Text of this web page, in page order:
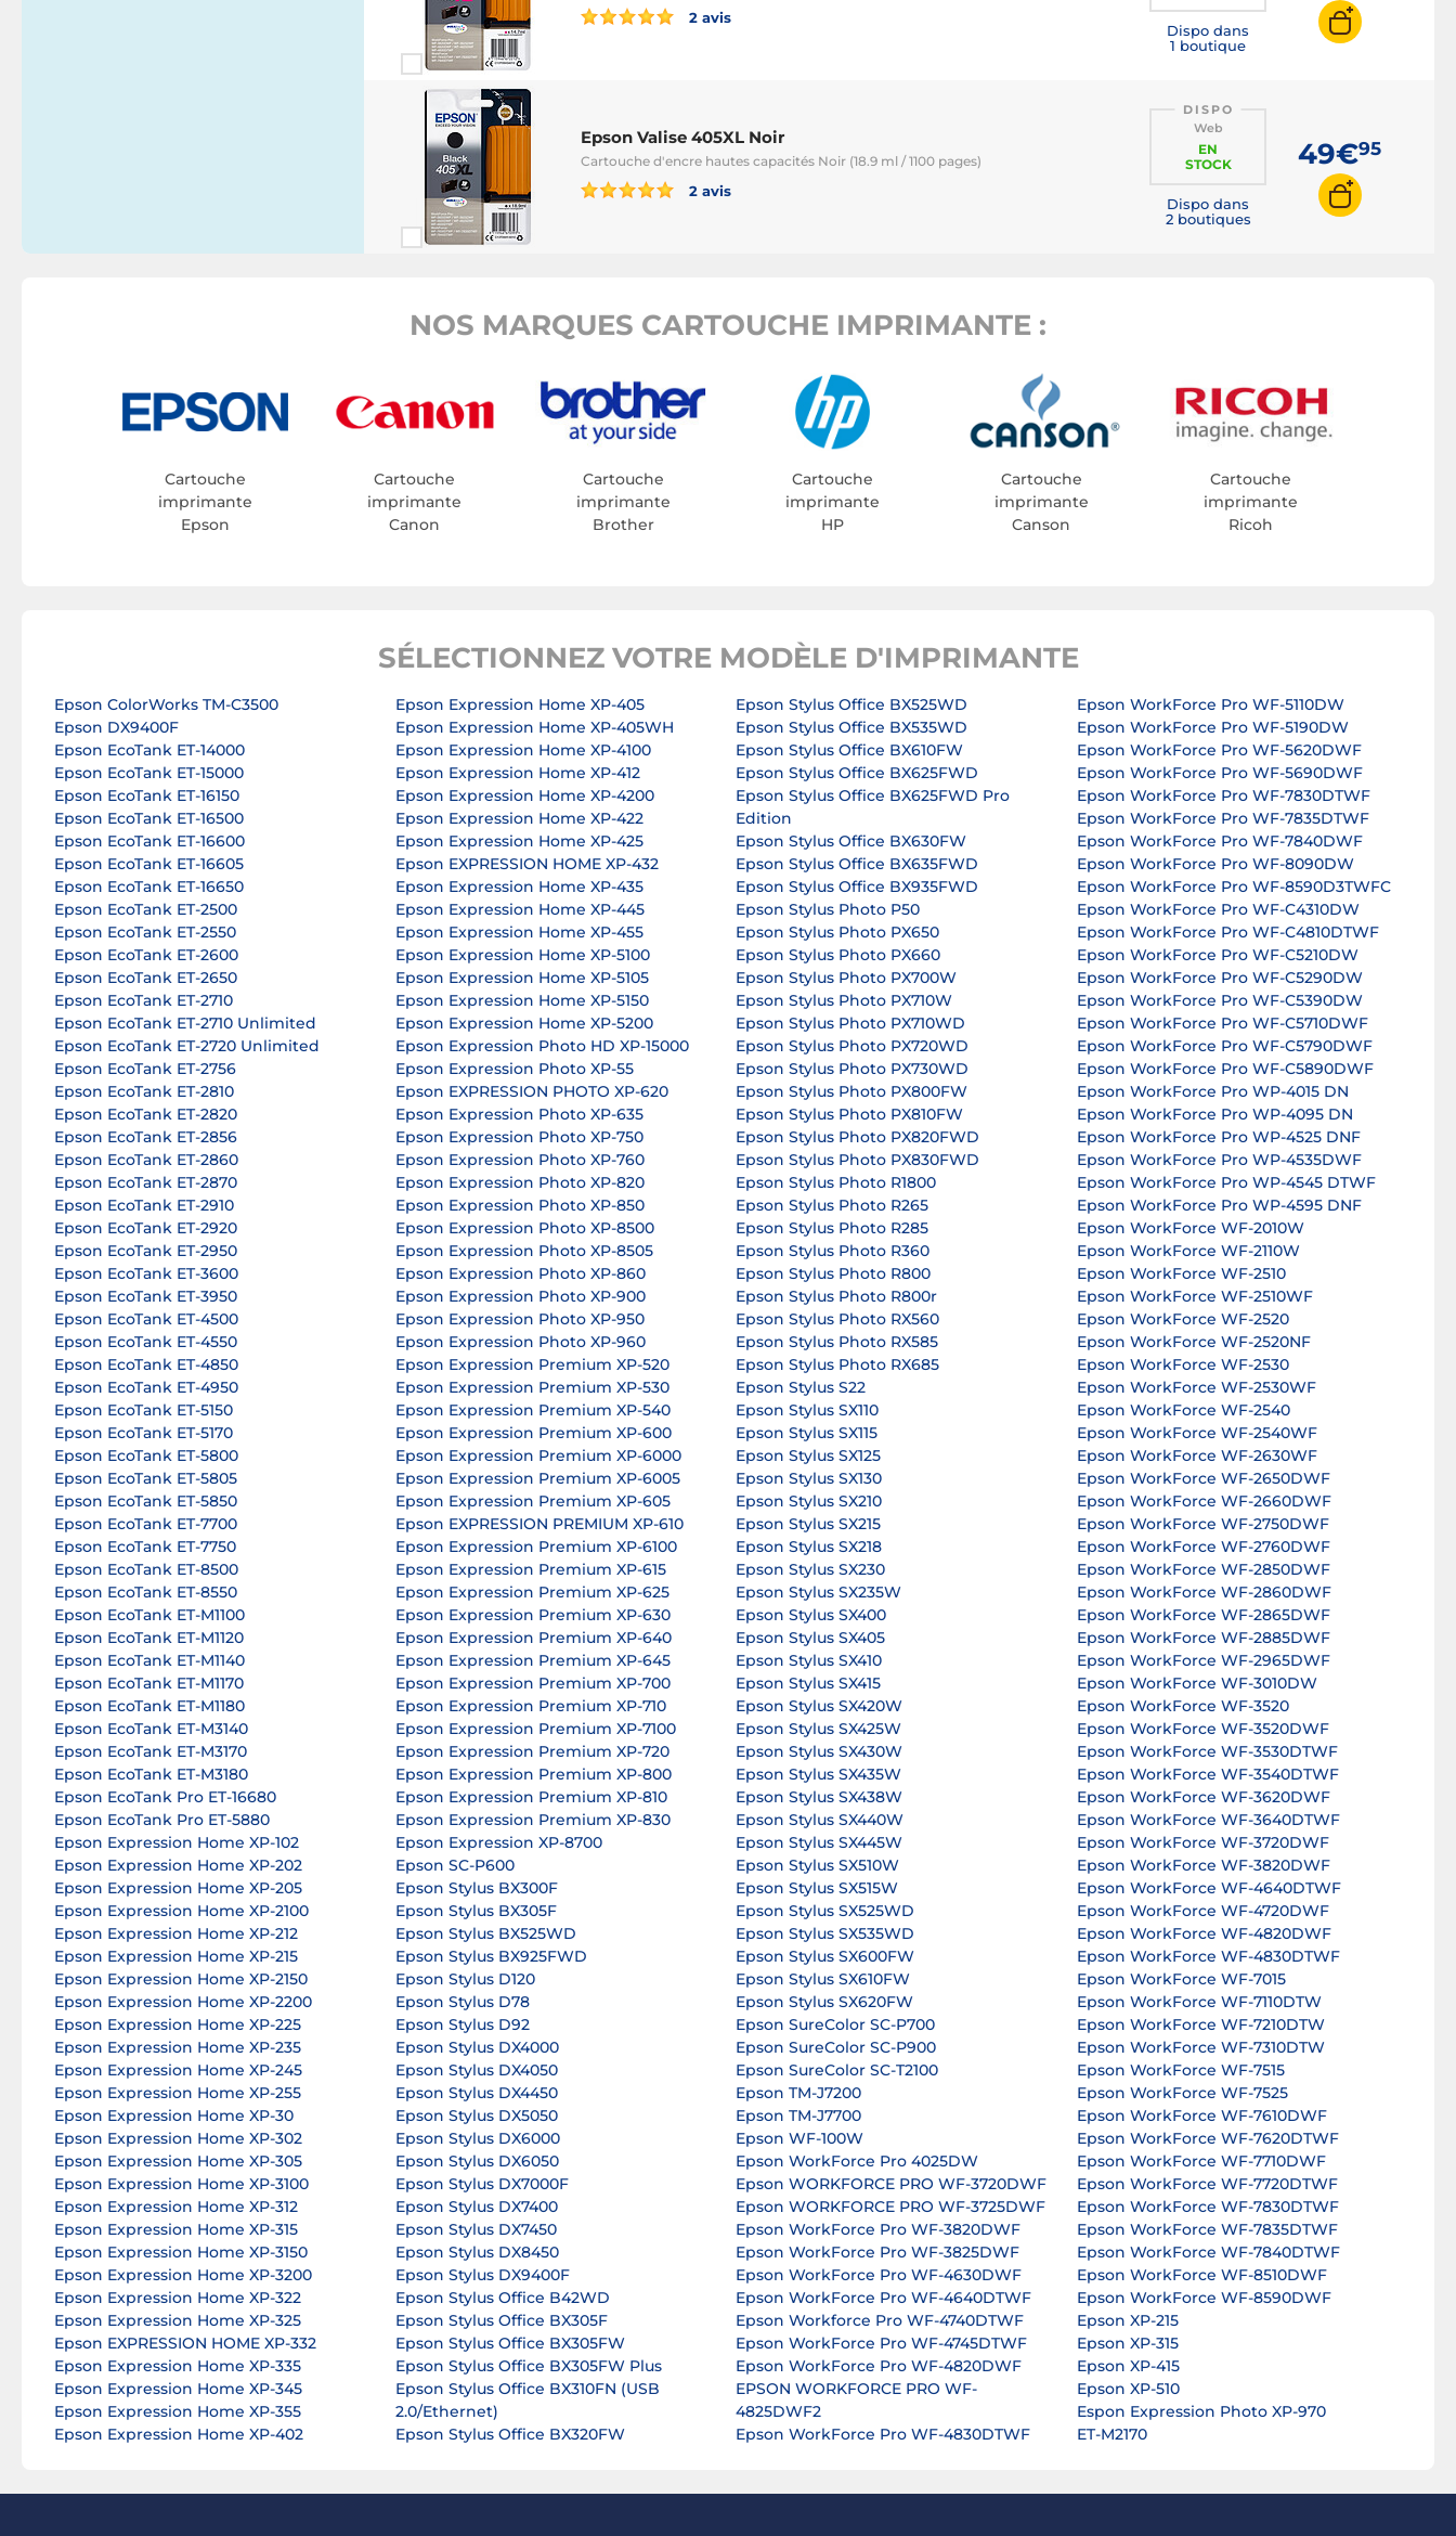
2 avis
Dispo dans
1 boutique
Epson Valise 405XL Noir
Cartouche d'encre hautes capacités Noir (18.9 ml / 1100 pages)
2 avis
DISPO
Web
EN
STOCK
Dispo dans
2 boutiques
49€95
NOS MARQUES CARTOUCHE IMPRIMANTE :
Cartouche
imprimante
Epson
Cartouche
imprimante
Canon
Cartouche
imprimante
Brother
Cartouche
imprimante
HP
Cartouche
imprimante
Canson
Cartouche
imprimante
Ricoh
SÉLECTIONNEZ VOTRE MODÈLE D'IMPRIMANTE
Epson ColorWorks TM-C3500
Epson DX9400F
Epson EcoTank ET-14000
Epson EcoTank ET-15000
Epson EcoTank ET-16150
Epson EcoTank ET-16500
Epson EcoTank ET-16600
Epson EcoTank ET-16605
Epson EcoTank ET-16650
Epson EcoTank ET-2500
Epson EcoTank ET-2550
Epson EcoTank ET-2600
Epson EcoTank ET-2650
Epson EcoTank ET-2710
Epson EcoTank ET-2710 Unlimited
Epson EcoTank ET-2720 Unlimited
Epson EcoTank ET-2756
Epson EcoTank ET-2810
Epson EcoTank ET-2820
Epson EcoTank ET-2856
Epson EcoTank ET-2860
Epson EcoTank ET-2870
Epson EcoTank ET-2910
Epson EcoTank ET-2920
Epson EcoTank ET-2950
Epson EcoTank ET-3600
Epson EcoTank ET-3950
Epson EcoTank ET-4500
Epson EcoTank ET-4550
Epson EcoTank ET-4850
Epson EcoTank ET-4950
Epson EcoTank ET-5150
Epson EcoTank ET-5170
Epson EcoTank ET-5800
Epson EcoTank ET-5805
Epson EcoTank ET-5850
Epson EcoTank ET-7700
Epson EcoTank ET-7750
Epson EcoTank ET-8500
Epson EcoTank ET-8550
Epson EcoTank ET-M1100
Epson EcoTank ET-M1120
Epson EcoTank ET-M1140
Epson EcoTank ET-M1170
Epson EcoTank ET-M1180
Epson EcoTank ET-M3140
Epson EcoTank ET-M3170
Epson EcoTank ET-M3180
Epson EcoTank Pro ET-16680
Epson EcoTank Pro ET-5880
Epson Expression Home XP-102
Epson Expression Home XP-202
Epson Expression Home XP-205
Epson Expression Home XP-2100
Epson Expression Home XP-212
Epson Expression Home XP-215
Epson Expression Home XP-2150
Epson Expression Home XP-2200
Epson Expression Home XP-225
Epson Expression Home XP-235
Epson Expression Home XP-245
Epson Expression Home XP-255
Epson Expression Home XP-30
Epson Expression Home XP-302
Epson Expression Home XP-305
Epson Expression Home XP-3100
Epson Expression Home XP-312
Epson Expression Home XP-315
Epson Expression Home XP-3150
Epson Expression Home XP-3200
Epson Expression Home XP-322
Epson Expression Home XP-325
Epson EXPRESSION HOME XP-332
Epson Expression Home XP-335
Epson Expression Home XP-345
Epson Expression Home XP-355
Epson Expression Home XP-402
Epson Expression Home XP-405
Epson Expression Home XP-405WH
Epson Expression Home XP-4100
Epson Expression Home XP-412
Epson Expression Home XP-4200
Epson Expression Home XP-422
Epson Expression Home XP-425
Epson EXPRESSION HOME XP-432
Epson Expression Home XP-435
Epson Expression Home XP-445
Epson Expression Home XP-455
Epson Expression Home XP-5100
Epson Expression Home XP-5105
Epson Expression Home XP-5150
Epson Expression Home XP-5200
Epson Expression Photo HD XP-15000
Epson Expression Photo XP-55
Epson EXPRESSION PHOTO XP-620
Epson Expression Photo XP-635
Epson Expression Photo XP-750
Epson Expression Photo XP-760
Epson Expression Photo XP-820
Epson Expression Photo XP-850
Epson Expression Photo XP-8500
Epson Expression Photo XP-8505
Epson Expression Photo XP-860
Epson Expression Photo XP-900
Epson Expression Photo XP-950
Epson Expression Photo XP-960
Epson Expression Premium XP-520
Epson Expression Premium XP-530
Epson Expression Premium XP-540
Epson Expression Premium XP-600
Epson Expression Premium XP-6000
Epson Expression Premium XP-6005
Epson Expression Premium XP-605
Epson EXPRESSION PREMIUM XP-610
Epson Expression Premium XP-6100
Epson Expression Premium XP-615
Epson Expression Premium XP-625
Epson Expression Premium XP-630
Epson Expression Premium XP-640
Epson Expression Premium XP-645
Epson Expression Premium XP-700
Epson Expression Premium XP-710
Epson Expression Premium XP-7100
Epson Expression Premium XP-720
Epson Expression Premium XP-800
Epson Expression Premium XP-810
Epson Expression Premium XP-830
Epson Expression XP-8700
Epson SC-P600
Epson Stylus BX300F
Epson Stylus BX305F
Epson Stylus BX525WD
Epson Stylus BX925FWD
Epson Stylus D120
Epson Stylus D78
Epson Stylus D92
Epson Stylus DX4000
Epson Stylus DX4050
Epson Stylus DX4450
Epson Stylus DX5050
Epson Stylus DX6000
Epson Stylus DX6050
Epson Stylus DX7000F
Epson Stylus DX7400
Epson Stylus DX7450
Epson Stylus DX8450
Epson Stylus DX9400F
Epson Stylus Office B42WD
Epson Stylus Office BX305F
Epson Stylus Office BX305FW
Epson Stylus Office BX305FW Plus
Epson Stylus Office BX310FN (USB
2.0/Ethernet)
Epson Stylus Office BX320FW
Epson Stylus Office BX525WD
Epson Stylus Office BX535WD
Epson Stylus Office BX610FW
Epson Stylus Office BX625FWD
Epson Stylus Office BX625FWD Pro
Edition
Epson Stylus Office BX630FW
Epson Stylus Office BX635FWD
Epson Stylus Office BX935FWD
Epson Stylus Photo P50
Epson Stylus Photo PX650
Epson Stylus Photo PX660
Epson Stylus Photo PX700W
Epson Stylus Photo PX710W
Epson Stylus Photo PX710WD
Epson Stylus Photo PX720WD
Epson Stylus Photo PX730WD
Epson Stylus Photo PX800FW
Epson Stylus Photo PX810FW
Epson Stylus Photo PX820FWD
Epson Stylus Photo PX830FWD
Epson Stylus Photo R1800
Epson Stylus Photo R265
Epson Stylus Photo R285
Epson Stylus Photo R360
Epson Stylus Photo R800
Epson Stylus Photo R800r
Epson Stylus Photo RX560
Epson Stylus Photo RX585
Epson Stylus Photo RX685
Epson Stylus S22
Epson Stylus SX110
Epson Stylus SX115
Epson Stylus SX125
Epson Stylus SX130
Epson Stylus SX210
Epson Stylus SX215
Epson Stylus SX218
Epson Stylus SX230
Epson Stylus SX235W
Epson Stylus SX400
Epson Stylus SX405
Epson Stylus SX410
Epson Stylus SX415
Epson Stylus SX420W
Epson Stylus SX425W
Epson Stylus SX430W
Epson Stylus SX435W
Epson Stylus SX438W
Epson Stylus SX440W
Epson Stylus SX445W
Epson Stylus SX510W
Epson Stylus SX515W
Epson Stylus SX525WD
Epson Stylus SX535WD
Epson Stylus SX600FW
Epson Stylus SX610FW
Epson Stylus SX620FW
Epson SureColor SC-P700
Epson SureColor SC-P900
Epson SureColor SC-T2100
Epson TM-J7200
Epson TM-J7700
Epson WF-100W
Epson WorkForce Pro 4025DW
Epson WORKFORCE PRO WF-3720DWF
Epson WORKFORCE PRO WF-3725DWF
Epson WorkForce Pro WF-3820DWF
Epson WorkForce Pro WF-3825DWF
Epson WorkForce Pro WF-4630DWF
Epson WorkForce Pro WF-4640DTWF
Epson Workforce Pro WF-4740DTWF
Epson WorkForce Pro WF-4745DTWF
Epson WorkForce Pro WF-4820DWF
EPSON WORKFORCE PRO WF-
4825DWF2
Epson WorkForce Pro WF-4830DTWF
Epson WorkForce Pro WF-5110DW
Epson WorkForce Pro WF-5190DW
Epson WorkForce Pro WF-5620DWF
Epson WorkForce Pro WF-5690DWF
Epson WorkForce Pro WF-7830DTWF
Epson WorkForce Pro WF-7835DTWF
Epson WorkForce Pro WF-7840DWF
Epson WorkForce Pro WF-8090DW
Epson WorkForce Pro WF-8590D3TWFC
Epson WorkForce Pro WF-C4310DW
Epson WorkForce Pro WF-C4810DTWF
Epson WorkForce Pro WF-C5210DW
Epson WorkForce Pro WF-C5290DW
Epson WorkForce Pro WF-C5390DW
Epson WorkForce Pro WF-C5710DWF
Epson WorkForce Pro WF-C5790DWF
Epson WorkForce Pro WF-C5890DWF
Epson WorkForce Pro WP-4015 DN
Epson WorkForce Pro WP-4095 DN
Epson WorkForce Pro WP-4525 DNF
Epson WorkForce Pro WP-4535DWF
Epson WorkForce Pro WP-4545 DTWF
Epson WorkForce Pro WP-4595 DNF
Epson WorkForce WF-2010W
Epson WorkForce WF-2110W
Epson WorkForce WF-2510
Epson WorkForce WF-2510WF
Epson WorkForce WF-2520
Epson WorkForce WF-2520NF
Epson WorkForce WF-2530
Epson WorkForce WF-2530WF
Epson WorkForce WF-2540
Epson WorkForce WF-2540WF
Epson WorkForce WF-2630WF
Epson WorkForce WF-2650DWF
Epson WorkForce WF-2660DWF
Epson WorkForce WF-2750DWF
Epson WorkForce WF-2760DWF
Epson WorkForce WF-2850DWF
Epson WorkForce WF-2860DWF
Epson WorkForce WF-2865DWF
Epson WorkForce WF-2885DWF
Epson WorkForce WF-2965DWF
Epson WorkForce WF-3010DW
Epson WorkForce WF-3520
Epson WorkForce WF-3520DWF
Epson WorkForce WF-3530DTWF
Epson WorkForce WF-3540DTWF
Epson WorkForce WF-3620DWF
Epson WorkForce WF-3640DTWF
Epson WorkForce WF-3720DWF
Epson WorkForce WF-3820DWF
Epson WorkForce WF-4640DTWF
Epson WorkForce WF-4720DWF
Epson WorkForce WF-4820DWF
Epson WorkForce WF-4830DTWF
Epson WorkForce WF-7015
Epson WorkForce WF-7110DTW
Epson WorkForce WF-7210DTW
Epson WorkForce WF-7310DTW
Epson WorkForce WF-7515
Epson WorkForce WF-7525
Epson WorkForce WF-7610DWF
Epson WorkForce WF-7620DTWF
Epson WorkForce WF-7710DWF
Epson WorkForce WF-7720DTWF
Epson WorkForce WF-7830DTWF
Epson WorkForce WF-7835DTWF
Epson WorkForce WF-7840DTWF
Epson WorkForce WF-8510DWF
Epson WorkForce WF-8590DWF
Epson XP-215
Epson XP-315
Epson XP-415
Epson XP-510
Espon Expression Photo XP-970
ET-M2170